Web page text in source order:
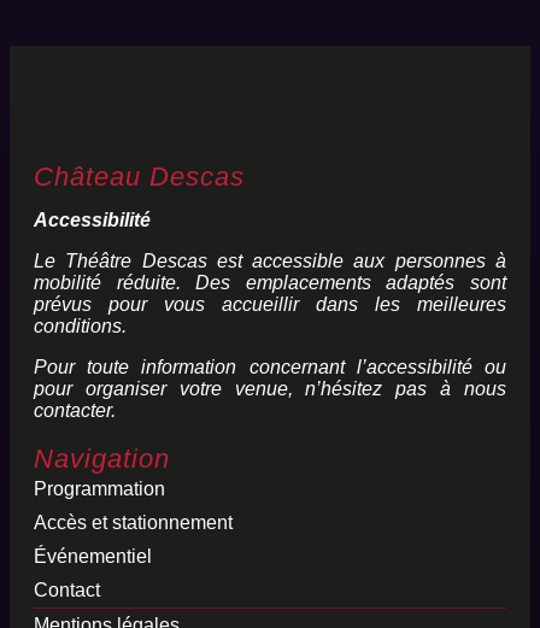
Château Descas
Accessibilité
Le Théâtre Descas est accessible aux personnes à
mobilité réduite. Des emplacements adaptés sont
prévus pour vous accueillir dans les meilleures
conditions.
Pour toute information concernant l’accessibilité ou
pour organiser votre venue, n’hésitez pas à nous
contacter.
Navigation
Programmation
Accès et stationnement
Événementiel
Contact